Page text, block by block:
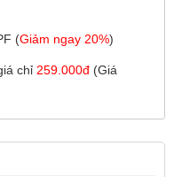
(Giảm ngay 20%)
chỉ 259.000đ (Giá